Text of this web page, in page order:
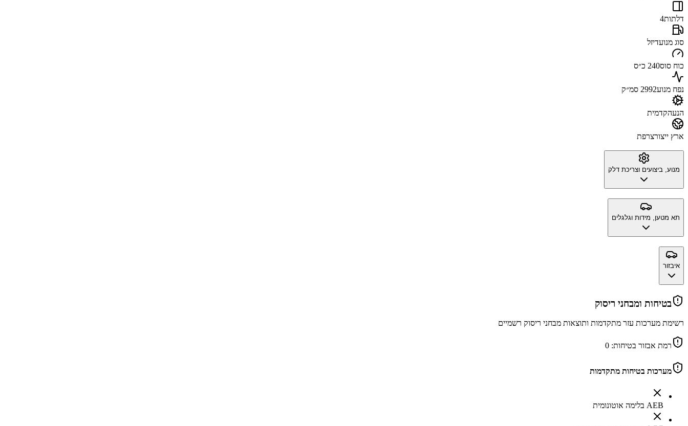
דלתות4
סוג מנועדיזל
כוח סוס240 כ״ס
נפח מנוע2992 סמ״ק
הנעהקדמית
ארץ ייצורצרפת
מנוע, ביצועים וצריכת דלק
תא מטען, מידות וגלגלים
איבזור
בטיחות ומבחני ריסוק
רשימת מערכות עזר מתקדמות ותוצאות מבחני ריסוק רשמיים
רמת אבזור בטיחות: 0
מערכות בטיחות מתקדמות
AEB בלימה אוטונומית